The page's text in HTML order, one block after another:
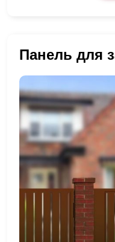
Панель для